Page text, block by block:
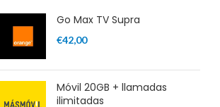
Go Max TV Supra
€42,00
Móvil 20GB + llamadas
ilimitadas